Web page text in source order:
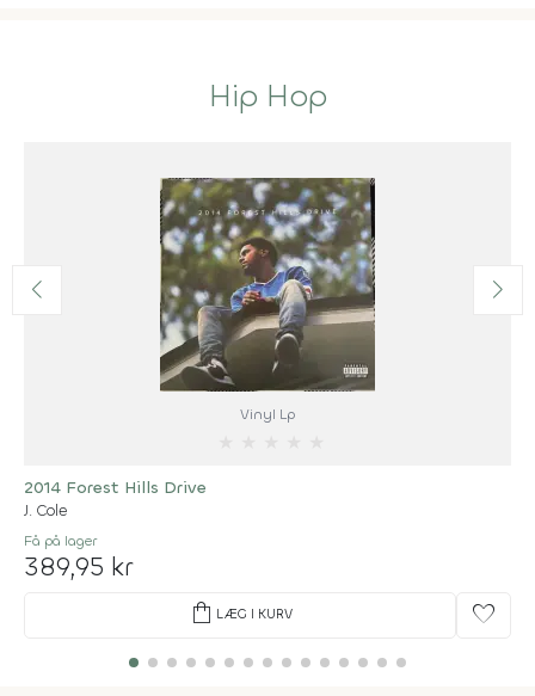
Hip Hop
Vinyl Lp
2014 Forest Hills Drive
J. Cole
Få på lager
389,95 kr
shopping_bag LÆG I KURV favorite